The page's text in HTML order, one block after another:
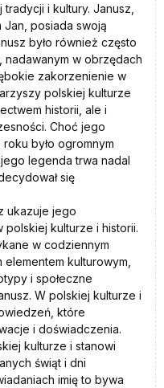
i kultury. Janusz,
Jan, posiada swoją
było również często
nadawanym w obrzędach
zakorzenienie w
polskiej kulturze
historii, ale i
Choć jego
było ogromnym
legenda trwa nadal
się
ukazuje jego
kulturze i historii.
w codziennym
kulturowym,
i społeczne
W polskiej kulturze i
które
i doświadczenia.
kulturze i stanowi
świąt i dni
imię to bywa